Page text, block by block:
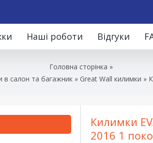
Наші роботи Відгуки
Головна сторінка »
в салон та багажник » Great Wall килимки »
Килимки
2016 1